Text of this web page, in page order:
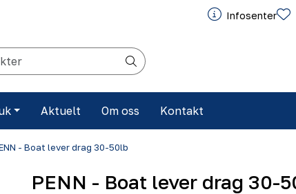
Infosenter
Aktuelt Om oss Kontakt
- Boat lever drag 30-50lb
PENN - Boat lever drag 30-